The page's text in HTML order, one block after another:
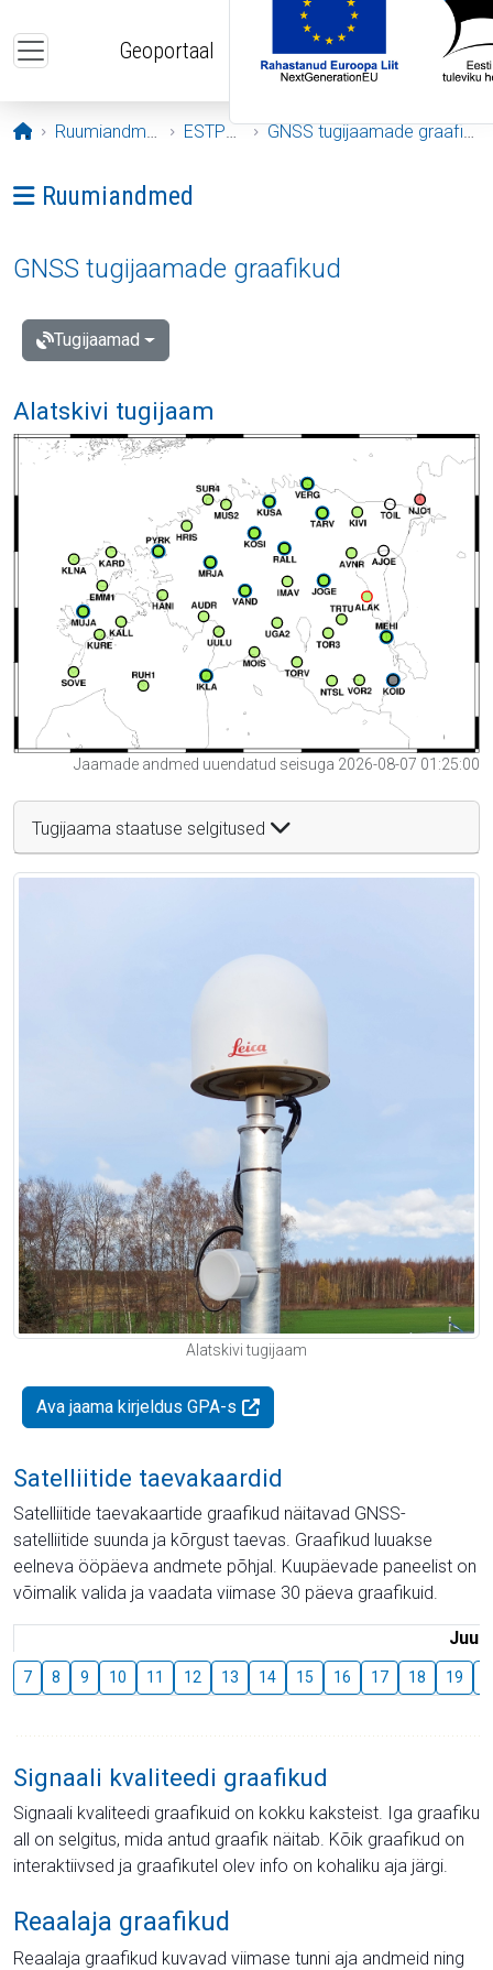
Geoportaal
Avaleht
Ruumiandmed ESTPOS GNSS tugijaamade graafikud
Ava menüü: Ruumiandmed
Ruumiandmed
GNSS tugijaamade graafikud
Tugijaamad
Alatskivi tugijaam
Jaamade andmed uuendatud seisuga 2026-08-07 01:25:00
Tugijaama staatuse selgitused
Alatskivi tugijaam
Ava jaama kirjeldus GPA-s
Satelliitide taevakaardid
Satelliitide taevakaartide graafikud näitavad GNSS-
satelliitide suunda ja kõrgust taevas. Graafikud luuakse
eelneva ööpäeva andmete põhjal. Kuupäevade paneelist on
võimalik valida ja vaadata viimase 30 päeva graafikuid.
Juuli
7 8 9 10 11 12 13 14 15 16 17 18 19
Signaali kvaliteedi graafikud
Signaali kvaliteedi graafikuid on kokku kaksteist. Iga graafiku
all on selgitus, mida antud graafik näitab. Kõik graafikud on
interaktiivsed ja graafikutel olev info on kohaliku aja järgi.
Reaalaja graafikud
Reaalaja graafikud kuvavad viimase tunni aja andmeid ning